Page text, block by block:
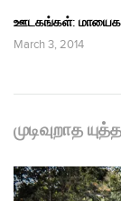
ஊடகங்கள்:
March 3, 2014
முடிவுறாத